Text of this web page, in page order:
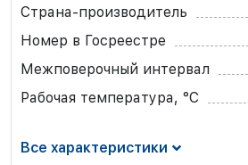
Страна-производитель
Номер в Госреестре
Межповерочный интервал
Рабочая температура, °С
Все характеристики